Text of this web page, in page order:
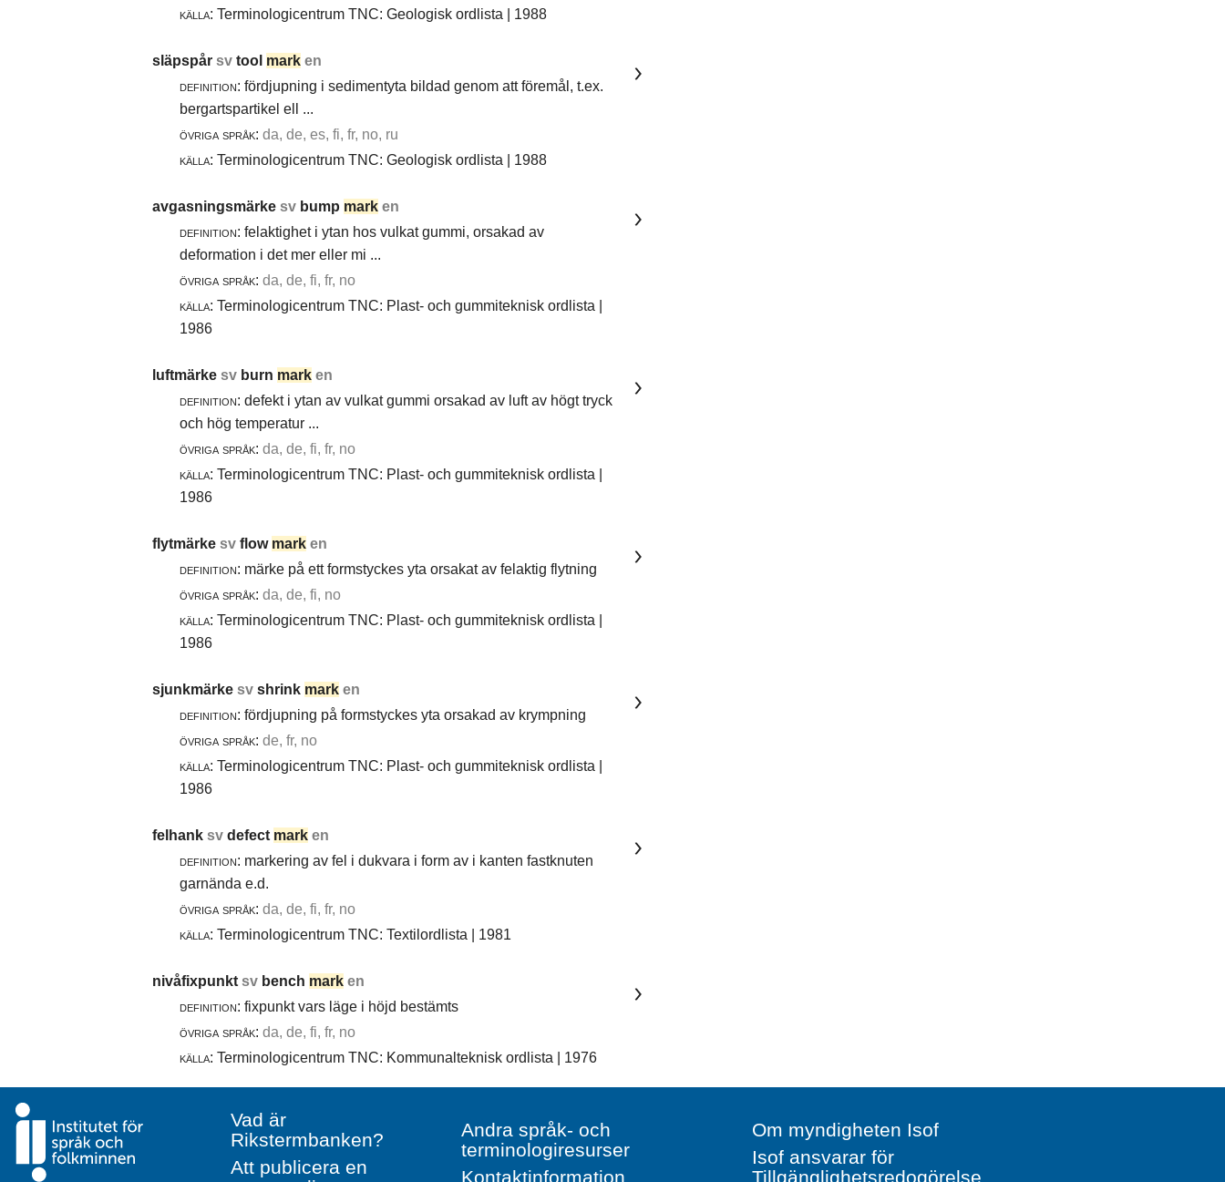
källa: Terminologicentrum TNC: Geologisk ordlista | 1988
släpspår sv tool mark en
definition: fördjupning i sedimentyta bildad genom att föremål, t.ex.
bergartspartikel ell ...
övriga språk: da, de, es, fi, fr, no, ru
källa: Terminologicentrum TNC: Geologisk ordlista | 1988
avgasningsmärke sv bump mark en
definition: felaktighet i ytan hos vulkat gummi, orsakad av
deformation i det mer eller mi ...
övriga språk: da, de, fi, fr, no
källa: Terminologicentrum TNC: Plast- och gummiteknisk ordlista |
1986
luftmärke sv burn mark en
definition: defekt i ytan av vulkat gummi orsakad av luft av högt tryck
och hög temperatur ...
övriga språk: da, de, fi, fr, no
källa: Terminologicentrum TNC: Plast- och gummiteknisk ordlista |
1986
flytmärke sv flow mark en
definition: märke på ett formstyckes yta orsakat av felaktig flytning
övriga språk: da, de, fi, no
källa: Terminologicentrum TNC: Plast- och gummiteknisk ordlista |
1986
sjunkmärke sv shrink mark en
definition: fördjupning på formstyckes yta orsakad av krympning
övriga språk: de, fr, no
källa: Terminologicentrum TNC: Plast- och gummiteknisk ordlista |
1986
felhank sv defect mark en
definition: markering av fel i dukvara i form av i kanten fastknuten
garnända e.d.
övriga språk: da, de, fi, fr, no
källa: Terminologicentrum TNC: Textilordlista | 1981
nivåfixpunktsv bench mark en
definition: fixpunkt vars läge i höjd bestämts
övriga språk: da, de, fi, fr, no
källa: Terminologicentrum TNC: Kommunalteknisk ordlista | 1976
Vad är
Rikstermbanken?
Att publicera en
Andra språk- och
terminologiresurser
Kontaktinformation
Om myndigheten Isof
Isof ansvarar för
Tillgänglighetsredogörelse